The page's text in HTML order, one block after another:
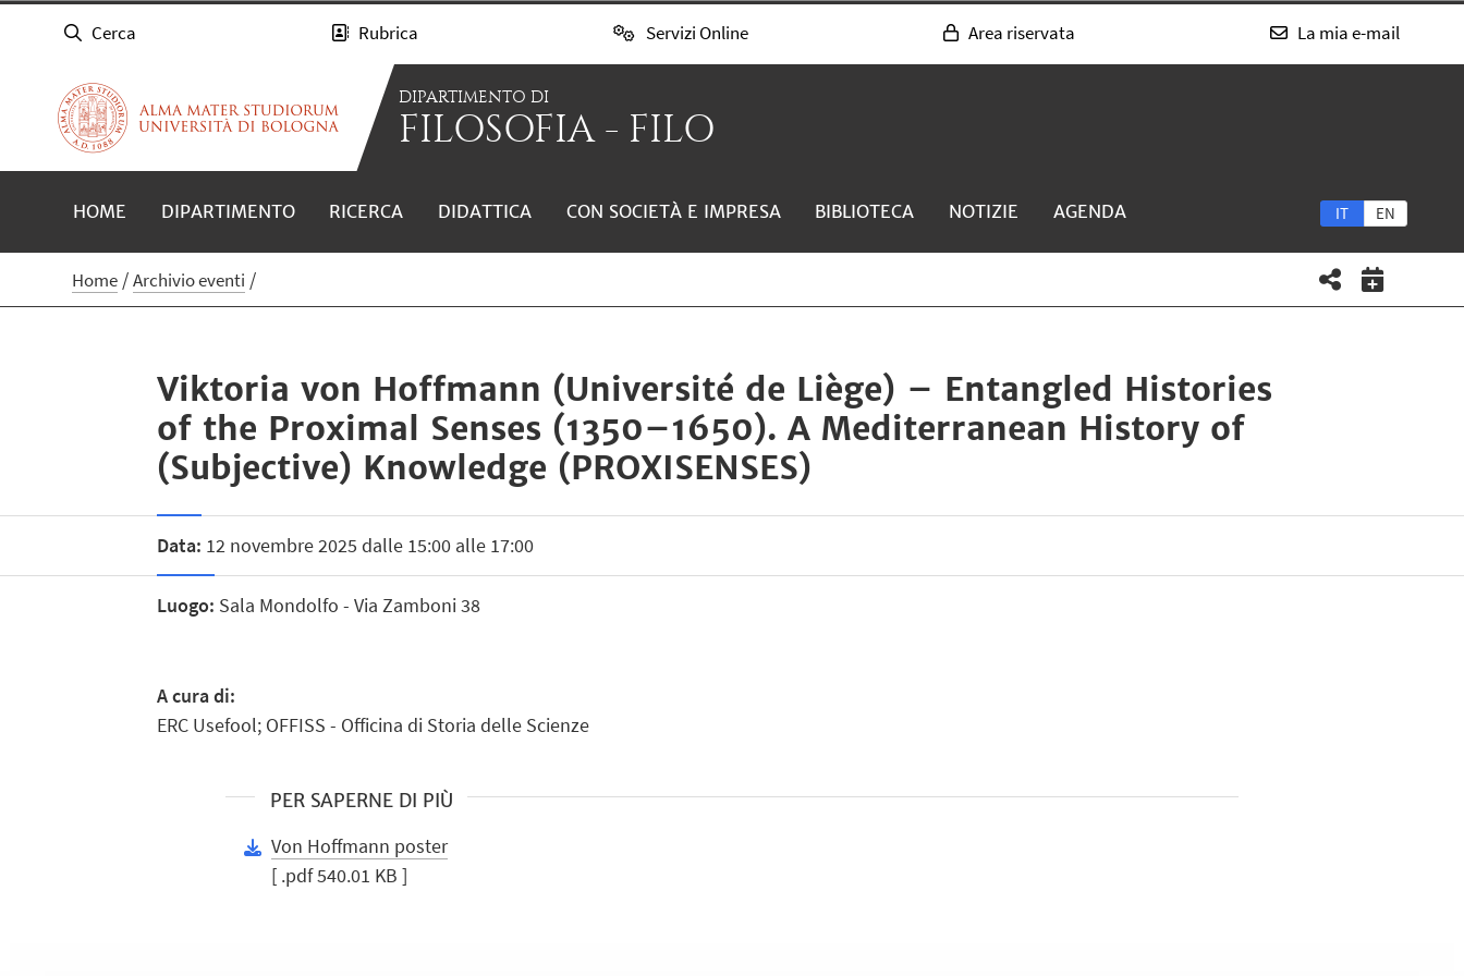
Cerca Rubrica Servizi Online Area riservata La mia e-mail
DIPARTIMENTO DI
FILOSOFIA - FILO
IT EN
HOME DIPARTIMENTO RICERCA DIDATTICA CON SOCIETÀ E IMPRESA BIBLIOTECA NOTIZIE AGENDA
Home Archivio eventi
Viktoria von Hoffmann (Université de Liège) – Entangled Histories
of the Proximal Senses (1350–1650). A Mediterranean History of
(Subjective) Knowledge (PROXISENSES)
Data: 12 novembre 2025 dalle 15:00 alle 17:00
Luogo: Sala Mondolfo - Via Zamboni 38
A cura di:
ERC Usefool; OFFISS - Officina di Storia delle Scienze
PER SAPERNE DI PIÙ
Von Hoffmann poster
[ .pdf 540.01 KB ]